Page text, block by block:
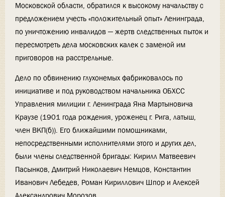
Московской области, обратился к высокому начальству с
предложением учесть «положительный опыт» Ленинграда,
по уничтожению инвалидов — жертв следственных пыток и
пересмотреть дела московских калек с заменой им
приговоров на расстрельные.
Дело по обвинению глухонемых фабриковалось по
инициативе и под руководством начальника ОБХСС
Управления милиции г. Ленинграда Яна Мартыновича
Краузе (1901 года рождения, уроженец г. Рига, латыш,
член ВКП(б)). Его ближайшими помощниками,
непосредственными исполнителями этого и других дел,
были члены следственной бригады: Кирилл Матвеевич
Пасынков, Дмитрий Николаевич Немцов, Константин
Иванович Лебедев, Роман Кириллович Шпор и Алексей